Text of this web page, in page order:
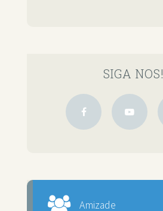
SIGA NOS!
Amizade